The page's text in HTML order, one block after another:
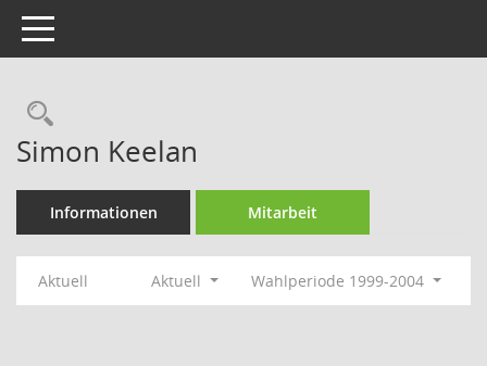
Toggle navigation
Rechercheauswahl
Simon Keelan
Informationen Mitarbeit
Aktuell Aktuell Wahlperiode 1999-2004